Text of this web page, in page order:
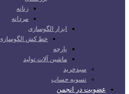
زنانه
مردانه
ابزار الگوسازی
خط کش
پارچه
ماشین آلات تولید
سبدخرید
تسویه حساب
عضویت در انجمن